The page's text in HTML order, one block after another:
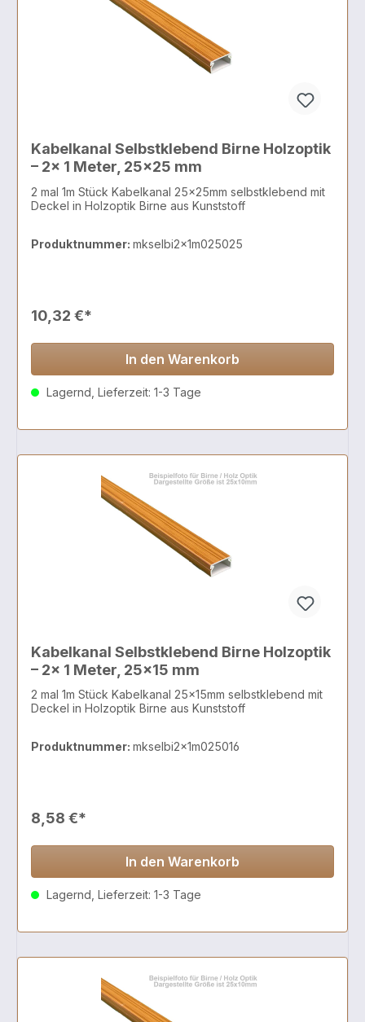
Kabelkanal Selbstklebend Birne Holzoptik
– 2x 1 Meter, 25x25 mm
2 mal 1m Stück Kabelkanal 25x25mm selbstklebend mit
Deckel in Holzoptik Birne aus Kunststoff
Produktnummer: mkselbi2x1m025025
10,32 €*
In den Warenkorb
Lagernd, Lieferzeit: 1-3 Tage
Kabelkanal Selbstklebend Birne Holzoptik
– 2x 1 Meter, 25x15 mm
2 mal 1m Stück Kabelkanal 25x15mm selbstklebend mit
Deckel in Holzoptik Birne aus Kunststoff
Produktnummer: mkselbi2x1m025016
8,58 €*
In den Warenkorb
Lagernd, Lieferzeit: 1-3 Tage